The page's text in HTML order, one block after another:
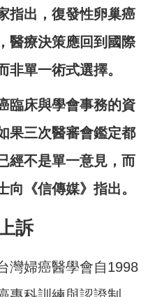
指出，復發性卵巢癌
醫療決策應回到國際
非單一術式選擇。
臨床與學會事務的資
果三次醫審會鑑定都
經不是單一意見，而
向《信傳媒》指出。
訴
灣婦癌醫學會自1998